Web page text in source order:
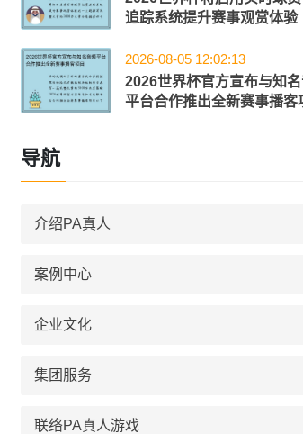
追踪系统提升赛事观赏体验
2026-08-05 12:02:13
2026世界杯官方宣布与知
平台合作推出全新赛事播客
导航
介绍PA真人
案例中心
企业文化
集团服务
联络PA真人游戏